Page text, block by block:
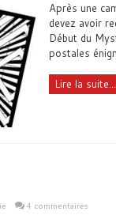
Après une
devez avoir
Début du
postales
Lire la suite...
4 commentaires